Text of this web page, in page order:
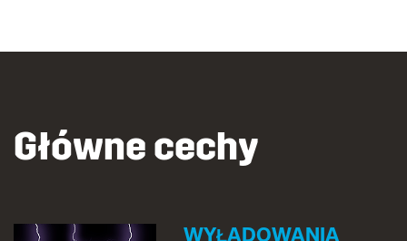
Główne cechy
WYŁADOWANIA